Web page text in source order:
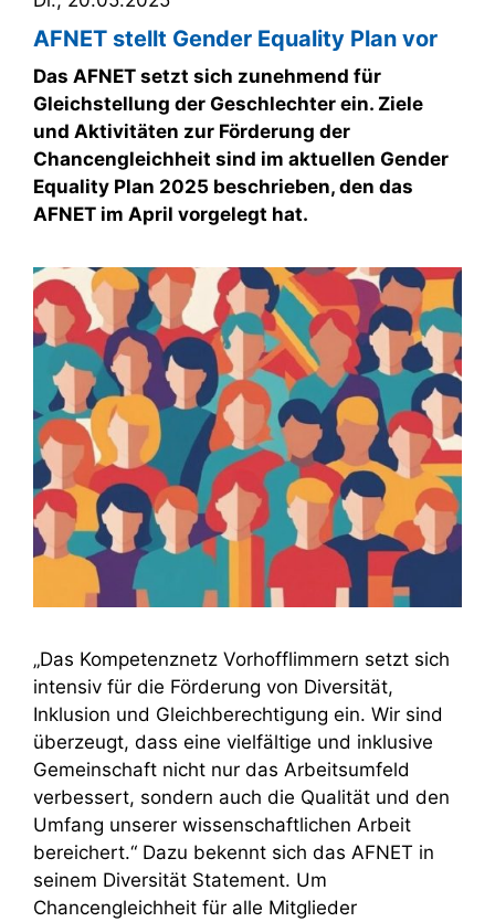
AFNET stellt Gender Equality Plan vor
Das AFNET setzt sich zunehmend für
Gleichstellung der Geschlechter ein. Ziele
und Aktivitäten zur Förderung der
Chancengleichheit sind im aktuellen Gender
Equality Plan 2025 beschrieben, den das
AFNET im April vorgelegt hat.
„Das Kompetenznetz Vorhofflimmern setzt sich
intensiv für die Förderung von Diversität,
Inklusion und Gleichberechtigung ein. Wir sind
überzeugt, dass eine vielfältige und inklusive
Gemeinschaft nicht nur das Arbeitsumfeld
verbessert, sondern auch die Qualität und den
Umfang unserer wissenschaftlichen Arbeit
bereichert.“ Dazu bekennt sich das AFNET in
seinem Diversität Statement. Um
Chancengleichheit für alle Mitglieder